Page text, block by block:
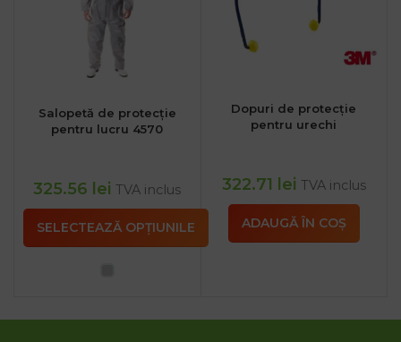
Salopetă de protecție
pentru lucru 4570
325.56 lei TVA inclus
SELECTEAZĂ OPȚIUNILE
Dopuri de protecție
pentru urechi
322.71 lei TVA inclus
ADAUGĂ ÎN COȘ